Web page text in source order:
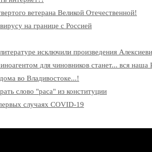
ветерана Великой Отечественной!
на границе с Россией
исключили произведения
для чиновников станет... вся наша
во Владивостоке...!
слово "раса" из конституции
случаях COVID-19